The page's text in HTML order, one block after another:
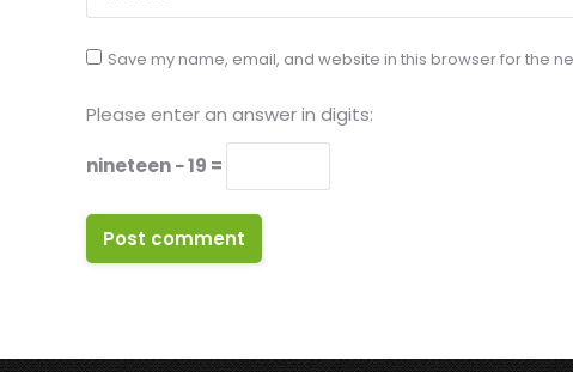
Save my name, email, and website in this browser for the
Please enter an answer in digits:
nineteen − 19 =
Post comment